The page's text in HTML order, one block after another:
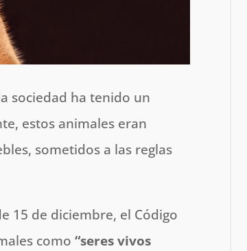
sociedad ha tenido un
estos animales eran
sometidos a las reglas
15 de diciembre, el Código
como“seres vivos